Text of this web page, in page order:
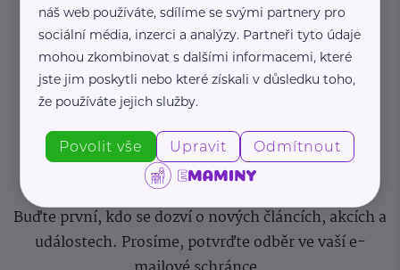
Newsletter
Pravidelný přísun novinek, inspirace na každý den,
Newsletter webu eMaminy.cz. Přihlaste se k jeho
odběru a čtěte o tématech, které vám pomohou
v náročném období nebo zpříjemní rodinný život.
Buďte první, kdo se dozví o nových článcích, akcích a
událostech. Prosíme, potvrďte odběr ve vaší e-
náš web používáte, sdílíme se svými partnery pro
sociální média, inzerci a analýzy. Partneři tyto údaje
mohou zkombinovat s dalšími informacemi, které
jste jim poskytli nebo které získali v důsledku toho,
že používáte jejich služby.
Povolit vše Upravit Odmítnout